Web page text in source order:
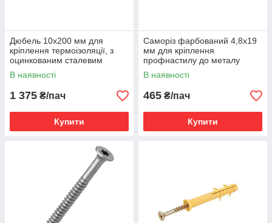
Дюбель 10х200 мм для
кріплення термоізоляції, з
оцинкованим сталевим
цвяхом, з термоголовкою, з
довжиною
В наявності
1 375 ₴/пач
Купити
Саморіз фарбований 4,8x19
мм для кріплення
профнастилу до металу
оцинкований, із шайбою
EPDM, оцинк.RAL7016
В наявності
465 ₴/пач
Купити